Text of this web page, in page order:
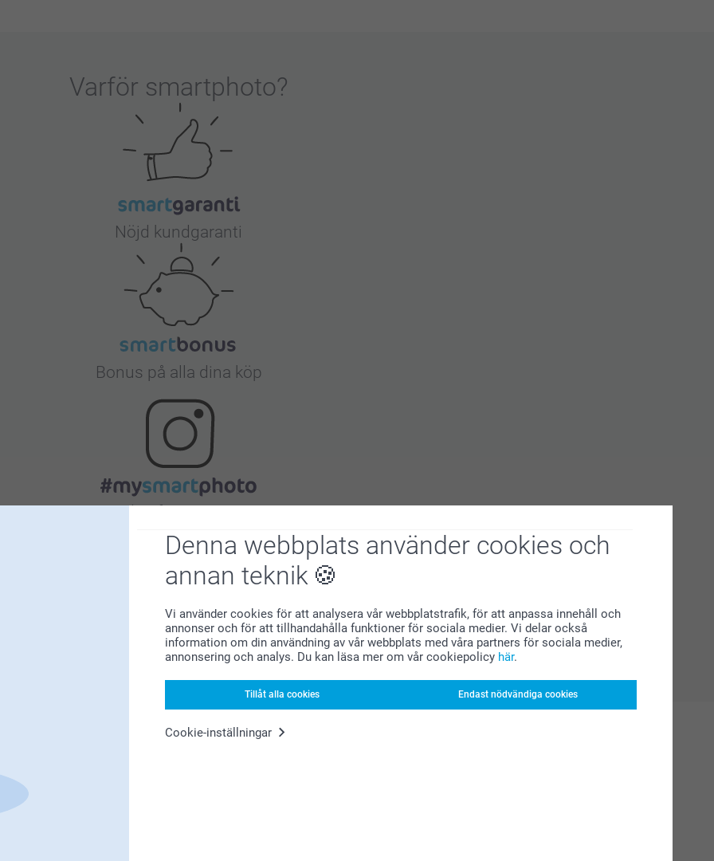
Denna webbplats använder cookies och
annan teknik
Vi använder cookies för att analysera vår webbplatstrafik, för att anpassa innehåll och
annonser och för att tillhandahålla funktioner för sociala medier. Vi delar också
information om din användning av vår webbplats med våra partners för sociala medier,
annonsering och analys. Du kan läsa mer om vår cookiepolicy här.
Tillåt alla cookies Endast nödvändiga cookies
Cookie-inställningar
Varför smartphoto?
Nöjd kundgaranti
Bonus på alla dina köp
Letar du efter inspiration?
Förstklassig kundservice
Registrera dig till vårt nyhetsbrev